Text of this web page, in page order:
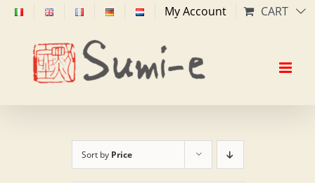
Skip
content
My Account CART
Sort by Price